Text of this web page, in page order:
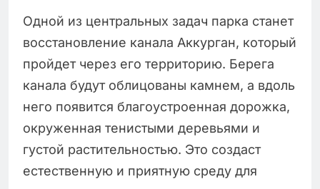
Одной из центральных задач парка станет
восстановление канала Аккурган, который
пройдет через его территорию. Берега
канала будут облицованы камнем, а вдоль
него появится благоустроенная дорожка,
окруженная тенистыми деревьями и
густой растительностью. Это создаст
естественную и приятную среду для